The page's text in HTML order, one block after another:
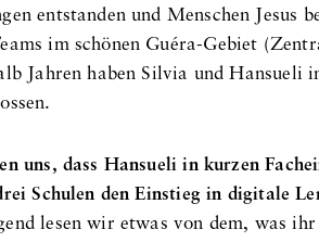
entstanden und Menschen Jesus
im schönen Guéra-Gebiet
Jahren haben Silvia und Hansueli
uns, dass Hansueli in kurzen
Schulen den Einstieg in digitale
lesen wir etwas von dem, was